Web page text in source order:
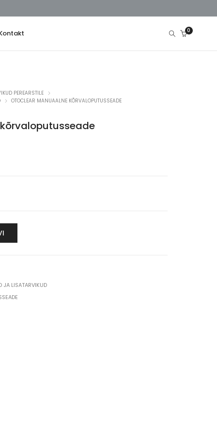
0
PEREARSTILE
OTOCLEAR MANUAALNE KÕRVALOPUTUSSEADE
JA LISATARVIKUD